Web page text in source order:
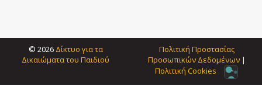
© 2026 Δίκτυο για τα
Δικαιώματα του Παιδιού
Πολιτική Προστασίας
Προσωπικών Δεδοµένων|
Πολιτική Cookies